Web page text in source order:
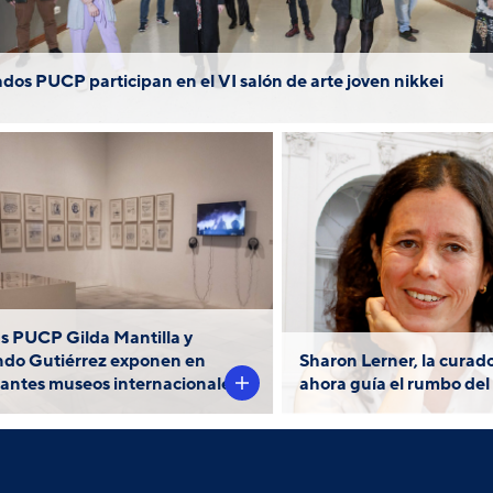
PUCP participan en el VI salón de arte joven nikkei
PUCP Gilda Mantilla y
Gutiérrez exponen en
museos internacionales
Las obras de Fernando
“Huanchaco” y
Mantilla se exhiben en
actuales exposiciones
Museo Reina Sofía de
y el MoMA de Nueva
York, respectivamente.
y de qué manera
Sharon Lerner, la
ahora guía el rumbo
Tras diez años en
Curaduría
el Museo de
(MALI), Sharon
elegida